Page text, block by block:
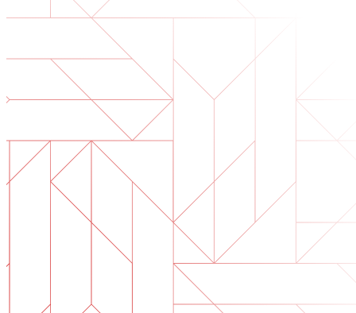
Digitální transformace
Digitalizujte své podnikání. Připravte se na budoucnost.
Vývoj AI software
AI nástroje na míru integrované do vašich procesů.
Od nápadu po spuštěný produkt — návrh, vývoj,
Technická due diligence
Posouzení kvality a identifikace rizik ve vašem software.
Podpora software
Průběžná údržba nebo záchrana projektu, který se
Podle velikosti firmy
Pro lídry odvětví
Všechny služby